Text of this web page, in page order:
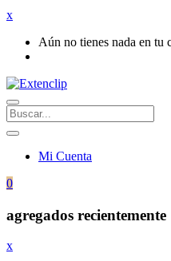
x
Aún no tienes nada en tu
Mi Cuenta
0
agregados recientemente
x